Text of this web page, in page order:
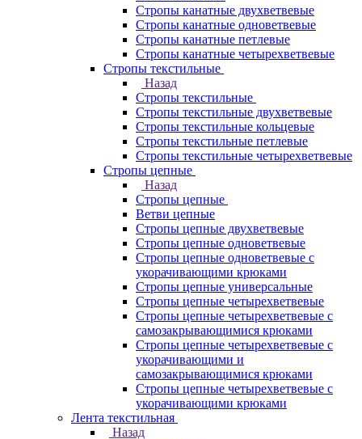
Стропы канатные двухветвевые
Стропы канатные одноветвевые
Стропы канатные петлевые
Стропы канатные четырехветвевые
Стропы текстильные
Назад
Стропы текстильные
Стропы текстильные двухветвевые
Стропы текстильные кольцевые
Стропы текстильные петлевые
Стропы текстильные четырехветвевые
Стропы цепные
Назад
Стропы цепные
Ветви цепные
Стропы цепные двухветвевые
Стропы цепные одноветвевые
Стропы цепные одноветвевые с
укорачивающими крюками
Стропы цепные универсальные
Стропы цепные четырехветвевые
Стропы цепные четырехветвевые с
самозакрывающимися крюками
Стропы цепные четырехветвевые с
укорачивающими и
самозакрывающимися крюками
Стропы цепные четырехветвевые с
укорачивающими крюками
Лента текстильная
Назад